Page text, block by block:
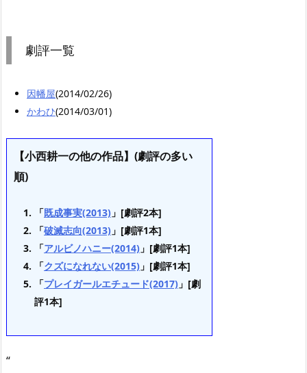
劇評一覧
因幡屋(2014/02/26)
かわひ(2014/03/01)
【小西耕一の他の作品】(劇評の多い
順)
「既成事実(2013) 」[劇評2本]
「破滅志向(2013) 」[劇評1本]
「アルビノハニー(2014) 」[劇評1本]
「クズになれない(2015) 」[劇評1本]
「プレイガールエチュード(2017) 」[劇
評1本]
“